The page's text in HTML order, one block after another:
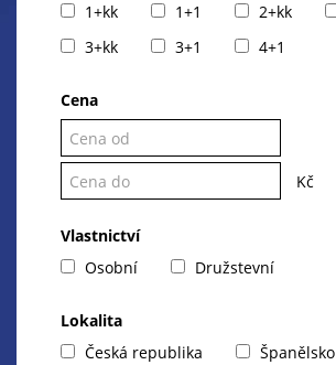
1+kk
1+1 2+kk
3+kk
3+1 4+1
Cena
Kč
Vlastnictví
Osobní
Družstevní
Lokalita
Česká republika
Španělsko